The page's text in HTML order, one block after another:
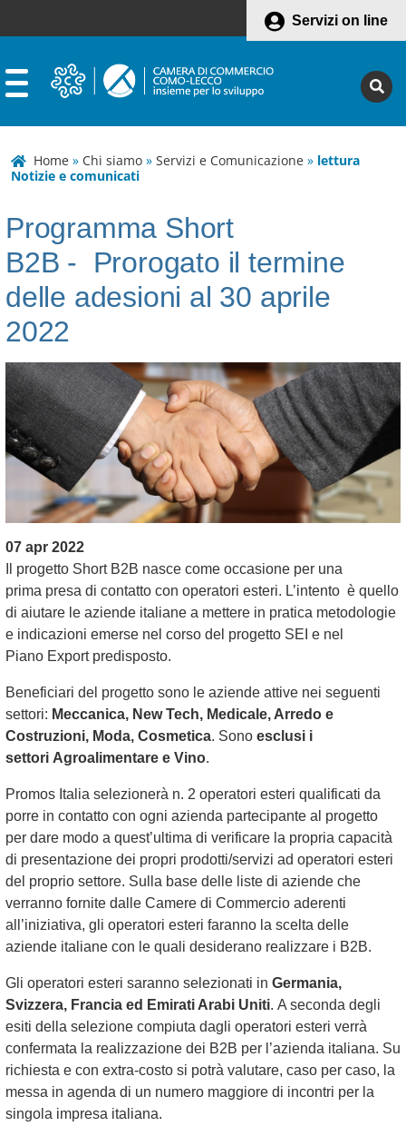
Servizi on line
Home » Chi siamo » Servizi e Comunicazione » lettura
Notizie e comunicati
Programma Short
B2B - Prorogato il termine
delle adesioni al 30 aprile
2022
07 apr 2022
Il progetto Short B2B nasce come occasione per una
prima presa di contatto con operatori esteri. L’intento è quello
di aiutare le aziende italiane a mettere in pratica metodologie
e indicazioni emerse nel corso del progetto SEI e nel
Piano Export predisposto.
Beneficiari del progetto sono le aziende attive nei seguenti
settori: Meccanica, New Tech, Medicale, Arredo e
Costruzioni, Moda, Cosmetica. Sono esclusi i
settori Agroalimentare e Vino.
Promos Italia selezionerà n. 2 operatori esteri qualificati da
porre in contatto con ogni azienda partecipante al progetto
per dare modo a quest’ultima di verificare la propria capacità
di presentazione dei propri prodotti/servizi ad operatori esteri
del proprio settore. Sulla base delle liste di aziende che
verranno fornite dalle Camere di Commercio aderenti
all’iniziativa, gli operatori esteri faranno la scelta delle
aziende italiane con le quali desiderano realizzare i B2B.
Gli operatori esteri saranno selezionati in Germania,
Svizzera, Francia ed Emirati Arabi Uniti. A seconda degli
esiti della selezione compiuta dagli operatori esteri verrà
confermata la realizzazione dei B2B per l’azienda italiana. Su
richiesta e con extra-costo si potrà valutare, caso per caso, la
messa in agenda di un numero maggiore di incontri per la
singola impresa italiana.